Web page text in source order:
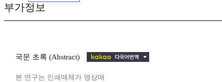
부가정보
국문 초록 (Abstract)
본 연구는 인쇄매체가 영상매